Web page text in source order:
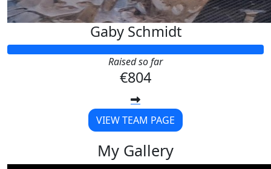
Gaby Schmidt
Raised so far
€804
VIEW TEAM PAGE
My Gallery